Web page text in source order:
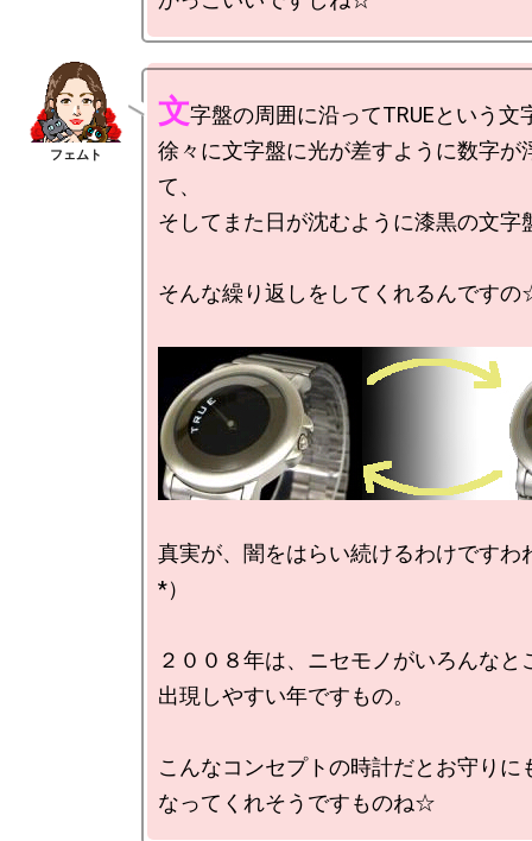
文字盤の周囲に沿ってTRUEという文
徐々に文字盤に光が差すように数字が
て、
そしてまた日が沈むように漆黒の文字
そんな繰り返しをしてくれるんです
真実が、闇をはらい続けるわけです
*）
２００８年は、ニセモノがいろんなと
出現しやすい年ですもの。
こんなコンセプトの時計だとお守りに